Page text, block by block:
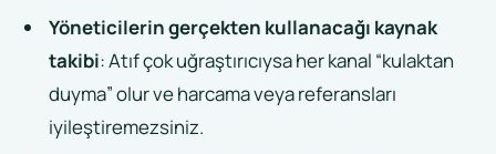
Yöneticilerin gerçekten kullanacağı kaynak
takibi: Atıf çok uğraştırıcıysa her kanal “kulaktan
duyma” olur ve harcama veya referansları
iyileştiremezsiniz.